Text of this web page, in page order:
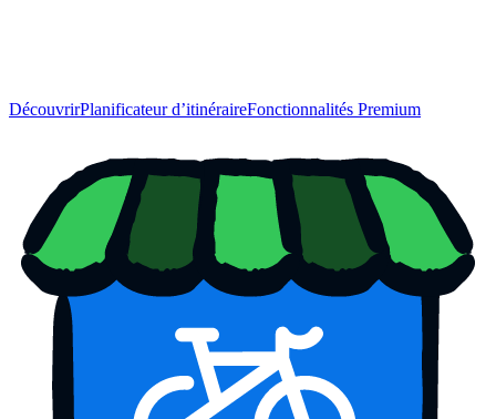
DécouvrirPlanificateur d’itinéraireFonctionnalités Premium